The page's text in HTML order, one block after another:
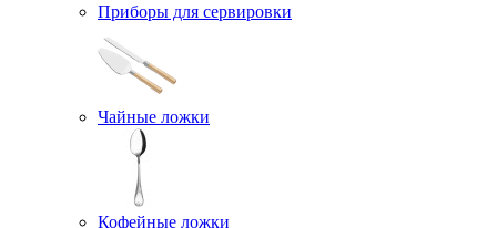
Приборы для сервировки
Чайные ложки
Кофейные ложки